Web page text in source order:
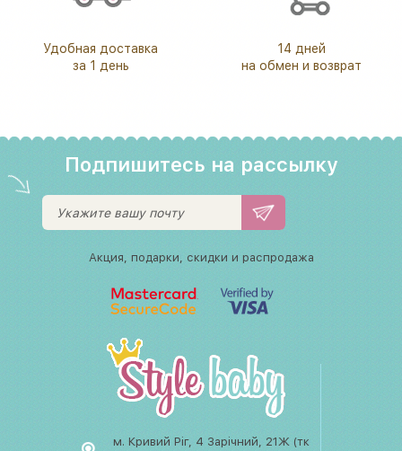
Удобная доставка
за 1 день
14 дней
на обмен и возврат
Подпишитесь на рассылку
Акция, подарки, скидки и распродажа
м. Кривий Ріг, 4 Зарічний, 21Ж (тк